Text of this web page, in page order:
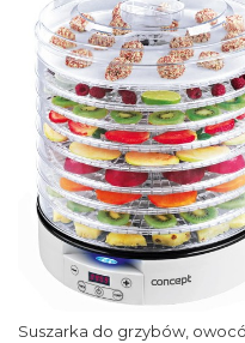
Suszarka do grzybów,